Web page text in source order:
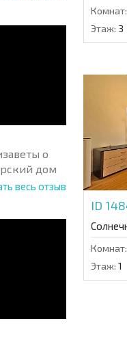
о
дом
весь отзыв
Комнат:
Этаж: 3
ID
Комнат:
Этаж: 1